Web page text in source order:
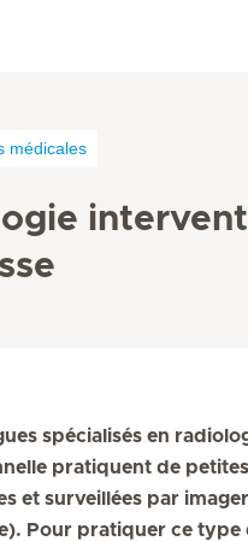
médicales
spécialisés en
pratiquent de
et surveillées par
Pour pratiquer ce type